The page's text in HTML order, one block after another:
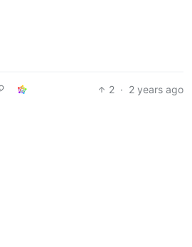
2 · 2 years ago